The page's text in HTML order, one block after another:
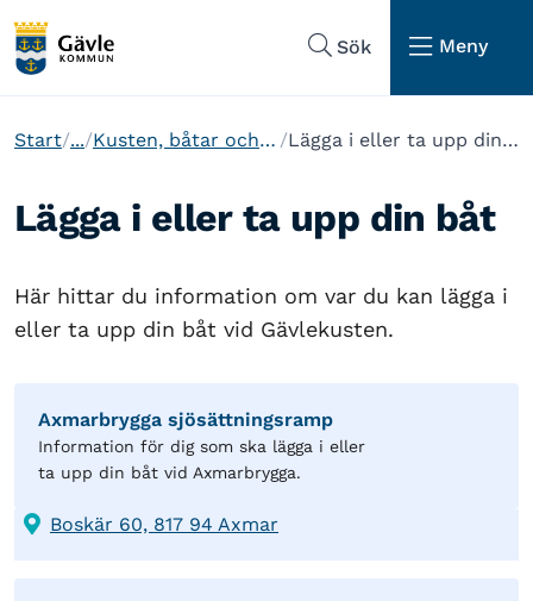
Sök
Meny
Start ... Kusten, båtar och öar Lägga i eller ta upp din båt
Lägga i eller ta upp din båt
Här hittar du information om var du kan lägga i
eller ta upp din båt vid Gävlekusten.
Axmarbrygga sjösättningsramp
Information för dig som ska lägga i eller
ta upp din båt vid Axmarbrygga.
Boskär 60, 817 94 Axmar